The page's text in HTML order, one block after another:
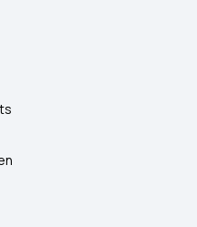
on EMI
Cover in
Organ Donor